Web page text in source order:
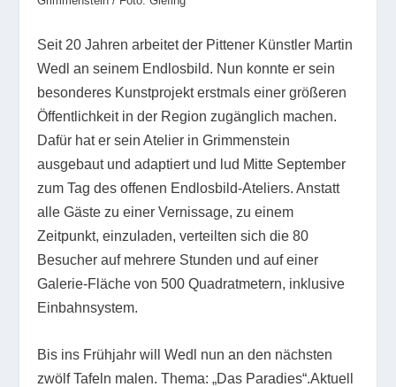
Seit 20 Jahren arbeitet der Pittener Künstler Martin
Wedl an seinem Endlosbild. Nun konnte er sein
besonderes Kunstprojekt erstmals einer größeren
Öffentlichkeit in der Region zugänglich machen.
Dafür hat er sein Atelier in Grimmenstein
ausgebaut und adaptiert und lud Mitte September
zum Tag des offenen Endlosbild-Ateliers. Anstatt
alle Gäste zu einer Vernissage, zu einem
Zeitpunkt, einzuladen, verteilten sich die 80
Besucher auf mehrere Stunden und auf einer
Galerie-Fläche von 500 Quadratmetern, inklusive
Einbahnsystem.
Bis ins Frühjahr will Wedl nun an den nächsten
zwölf Tafeln malen. Thema: „Das Paradies“.Aktuell